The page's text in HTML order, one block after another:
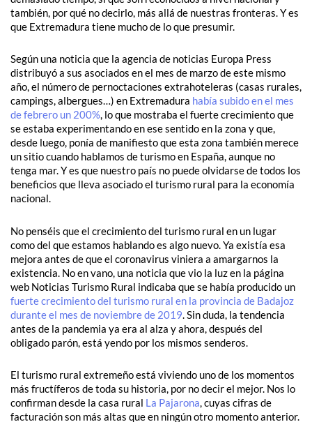
también, por qué no decirlo, más allá de nuestras fronteras. Y es
que Extremadura tiene mucho de lo que presumir.
Según una noticia que la agencia de noticias Europa Press
distribuyó a sus asociados en el mes de marzo de este mismo
año, el número de pernoctaciones extrahoteleras (casas rurales,
campings, albergues…) en Extremadura había subido en el mes
de febrero un 200%, lo que mostraba el fuerte crecimiento que
se estaba experimentando en ese sentido en la zona y que,
desde luego, ponía de manifiesto que esta zona también merece
un sitio cuando hablamos de turismo en España, aunque no
tenga mar. Y es que nuestro país no puede olvidarse de todos los
beneficios que lleva asociado el turismo rural para la economía
nacional.
No penséis que el crecimiento del turismo rural en un lugar
como del que estamos hablando es algo nuevo. Ya existía esa
mejora antes de que el coronavirus viniera a amargarnos la
existencia. No en vano, una noticia que vio la luz en la página
web Noticias Turismo Rural indicaba que se había producido un
fuerte crecimiento del turismo rural en la provincia de Badajoz
durante el mes de noviembre de 2019 . Sin duda, la tendencia
antes de la pandemia ya era al alza y ahora, después del
obligado parón, está yendo por los mismos senderos.
El turismo rural extremeño está viviendo uno de los momentos
más fructíferos de toda su historia, por no decir el mejor. Nos lo
confirman desde la casa rural La Pajarona, cuyas cifras de
facturación son más altas que en ningún otro momento anterior.